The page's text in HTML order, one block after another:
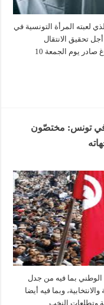
لعبته المرأة التونسية في
تحقيق الانتقال
الديمقراطي الذي تطمح إليه تونس. وجاء في بلاغ صادر يوم الجمعة 10
في تونس: مختصّون
الوطني بما فيه من جدل
وبما فيه أيضا
وتطلعات النخب